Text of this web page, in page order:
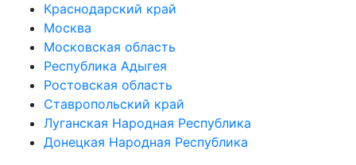
Краснодарский край
Москва
Московская область
Республика Адыгея
Ростовская область
Ставропольский край
Луганская Народная Республика
Донецкая Народная Республика